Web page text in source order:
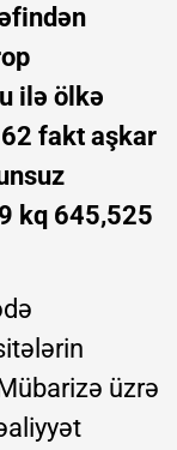
ilə ölkə
fakt aşkar
kq 645,525
üzrə